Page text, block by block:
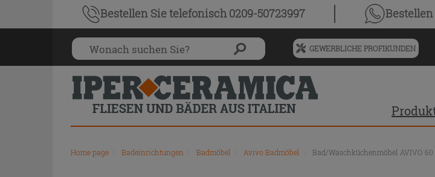
Bestellen Sietelefonisch 0209-50723997
Menü
für
vorgeschlagenen
Siteinhalt
und
Suchprotokoll
GEWERBLICHE PROFIKUNDEN
Home page Badeinrichtungen Badmöbel Avivo Badmöbel Bad/Waschküchenmöbel AVIVO